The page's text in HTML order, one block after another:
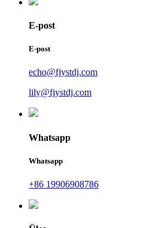
E-post
E-post
echo@fjystdj.com
lily@fjystdj.com
Whatsapp
Whatsapp
+86 19906908786